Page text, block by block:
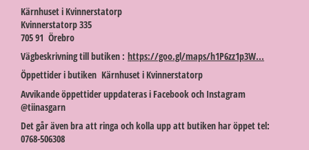
Kärnhuset i Kvinnerstatorp
Kvinnerstatorp 335
705 91 Örebro
Vägbeskrivning till butiken : https://goo.gl/maps/h1P6zz1p3W...
Öppettider i butiken Kärnhuset i Kvinnerstatorp
Avvikande öppettider uppdateras i Facebook och Instagram
@tiinasgarn
Det går även bra att ringa och kolla upp att butiken har öppet tel:
0768-506308